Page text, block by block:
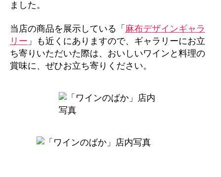
ました。
当店の商品を展示している「 麻布デザインギャラ
リー 」も近くにありますので、ギャラリーにお立
ち寄りいただいた際は、おいしいワインと料理の
賞味に、ぜひお立ち寄りください。